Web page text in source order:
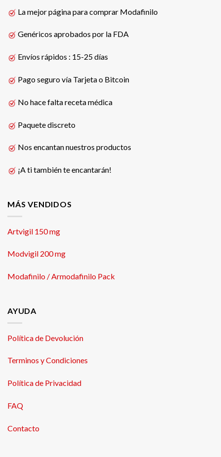
La mejor página para comprar Modafinilo
Genéricos aprobados por la FDA
Envíos rápidos : 15-25 días
Pago seguro vía Tarjeta o Bitcoin
No hace falta receta médica
Paquete discreto
Nos encantan nuestros productos
¡A ti también te encantarán!
MÁS VENDIDOS
Artvigil 150 mg
Modvigil 200 mg
Modafinilo / Armodafinilo Pack
AYUDA
Política de Devolución
Terminos y Condiciones
Política de Privacidad
FAQ
Contacto